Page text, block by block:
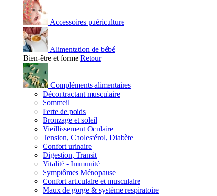
Accessoires puériculture
Alimentation de bébé
Bien-être et forme Retour
Compléments alimentaires
Décontractant musculaire
Sommeil
Perte de poids
Bronzage et soleil
Vieillissement Oculaire
Tension, Cholestérol, Diabète
Confort urinaire
Digestion, Transit
Vitalité - Immunité
Symptômes Ménopause
Confort articulaire et musculaire
Maux de gorge & système respiratoire